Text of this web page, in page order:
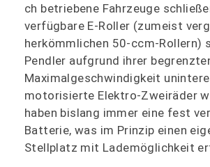
ch betriebene Fahrzeuge
verfügbare E-Roller (zumeist
herkömmlichen 50-ccm-Rollern)
Pendler aufgrund ihrer
Maximalgeschwindigkeit
motorisierte Elektro-Zweiräder
haben bislang immer eine fest
Batterie, was im Prinzip einen
Stellplatz mit Lademöglichkeit